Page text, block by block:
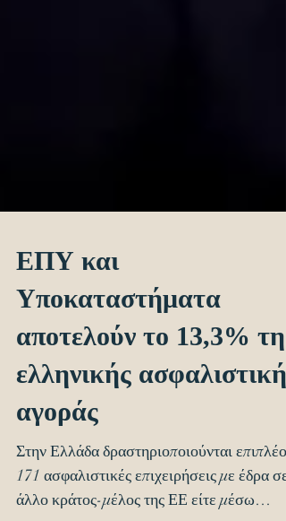
ΕΠΥ και
Υποκαταστήματα
αποτελούν το 13,3% της
ελληνικής ασφαλιστικής
αγοράς
Στην Ελλάδα δραστηριοποιούνται επιπλέον